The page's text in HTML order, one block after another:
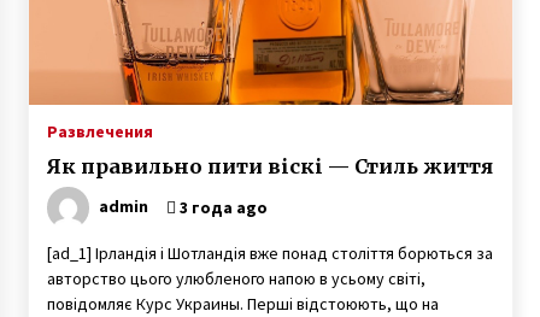
Развлечения
Як правильно пити віскі — Стиль життя
admin 3 года ago
[ad_1] Ірландія і Шотландія вже понад століття борються за
авторство цього улюбленого напою в усьому світі,
повідомляє Курс Украины. Перші відстоюють, що на